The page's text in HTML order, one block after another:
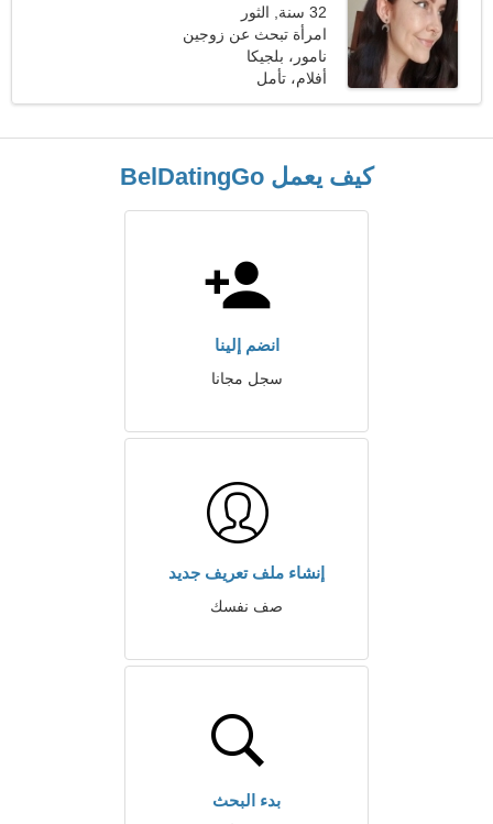
32 سنة, الثور
امرأة تبحث عن زوجين
نامور، بلجيكا
أفلام، تأمل
كيف يعمل BelDatingGo
انضم إلينا
سجل مجانا
إنشاء ملف تعريف جديد
صف نفسك
بدء البحث